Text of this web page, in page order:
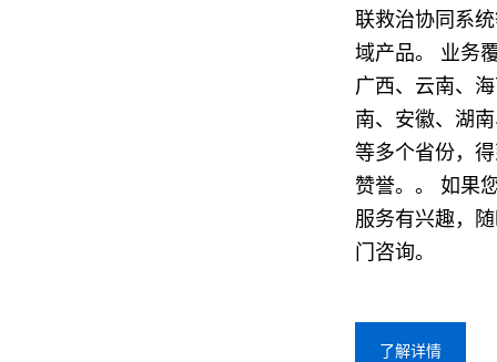
联救治协同系
域产品。 业务
广西、云南、
南、安徽、湖
等多个省份，
赞誉。。 如果
服务有兴趣，
门咨询。
了解详情